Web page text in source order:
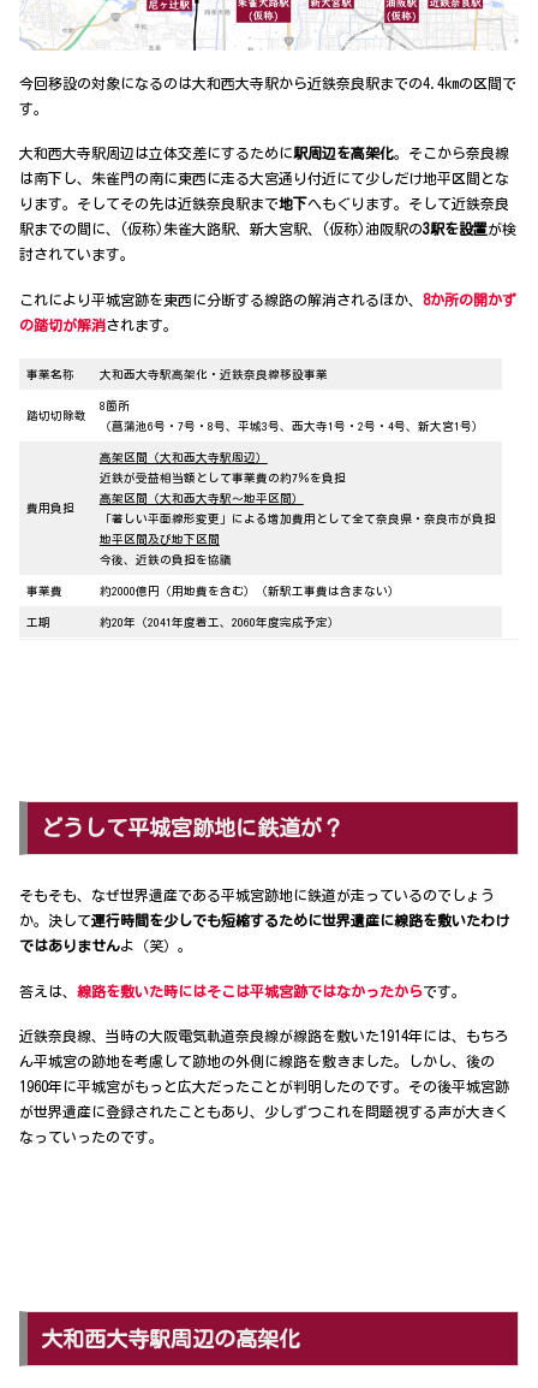
今回移設の対象になるのは大和西大寺駅から近鉄奈良駅までの4.4kmの区間で
す。
大和西大寺駅周辺は立体交差にするために駅周辺を高架化。そこから奈良線
は南下し、朱雀門の南に東西に走る大宮通り付近にて少しだけ地平区間とな
ります。そしてその先は近鉄奈良駅まで地下へもぐります。そして近鉄奈良
駅までの間に、(仮称)朱雀大路駅、新大宮駅、(仮称)油阪駅の3駅を設置が検
討されています。
これにより平城宮跡を東西に分断する線路の解消されるほか、 8か所の開かず
の踏切が解消されます。
事業名称 大和西大寺駅高架化・近鉄奈良線移設事業
踏切切除数
8箇所
（菖蒲池6号・7号・8号、平城3号、西大寺1号・2号・4号、新大宮1号）
費用負担
高架区間（大和西大寺駅周辺）
近鉄が受益相当額として事業費の約7％を負担
高架区間（大和西大寺駅～地平区間）
「著しい平面線形変更」による増加費用として全て奈良県・奈良市が負担
地平区間及び地下区間
今後、近鉄の負担を協議
事業費 約2000億円（用地費を含む）（新駅工事費は含まない）
工期 約20年（2041年度着工、2060年度完成予定）
どうして平城宮跡地に鉄道が？
そもそも、なぜ世界遺産である平城宮跡地に鉄道が走っているのでしょう
か。決して運行時間を少しでも短縮するために世界遺産に線路を敷いたわけ
ではありませんよ（笑）。
答えは、 線路を敷いた時にはそこは平城宮跡ではなかったからです。
近鉄奈良線、当時の大阪電気軌道奈良線が線路を敷いた1914年には、もちろ
ん平城宮の跡地を考慮して跡地の外側に線路を敷きました。しかし、後の
1960年に平城宮がもっと広大だったことが判明したのです。その後平城宮跡
が世界遺産に登録されたこともあり、少しずつこれを問題視する声が大きく
なっていったのです。
大和西大寺駅周辺の高架化